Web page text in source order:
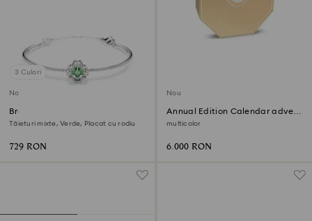
3 Culori
Nou
Brățară fixă Una Angelic
Tăieturi mixte, Verde, Placat cu rodiu
729 RON
Nou
Annual Edition Calendar advent
2026
multicolor
6.000 RON